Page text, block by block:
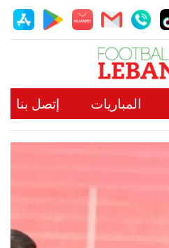
المباريات إتصل بنا